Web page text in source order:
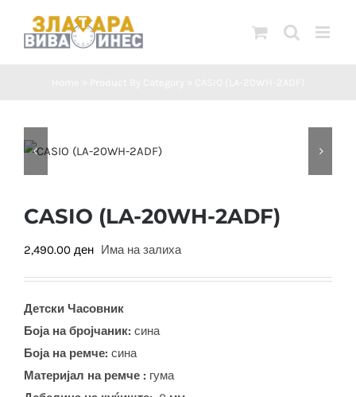
CASIO (LA-20WH-2ADF)
2,490.00 ден Има на залиха
Детски Часовник
Боја на бројчаник: сина
Боја на ремче: сина
Материјал на ремче : гума